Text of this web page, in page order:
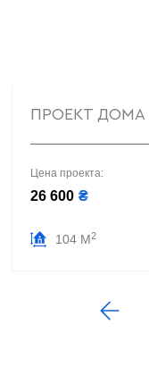
ПРОЕКТ ДОМА
Цена проекта:
26 600 ₴
104 М2